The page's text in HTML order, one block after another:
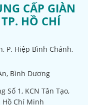
CẤP GIÀN
HỒ CHÍ
P. Hiệp Bình Chánh,
Bình Dương
Số 1, KCN Tân Tạo,
Hồ Chí Minh